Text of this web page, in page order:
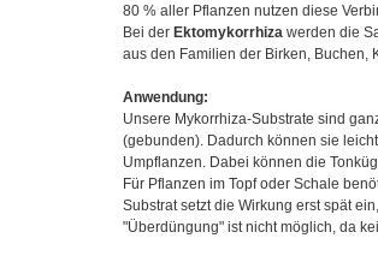
80 % aller Pflanzen nutzen diese
Bei der Ektomykorrhiza werden die
aus den Familien der Birken, Buchen,
Anwendung:
Unsere Mykorrhiza-Substrate sind
(gebunden). Dadurch können sie
Umpflanzen. Dabei können die
Für Pflanzen im Topf oder Schale
Substrat setzt die Wirkung erst spät
"Überdüngung" ist nicht möglich, da